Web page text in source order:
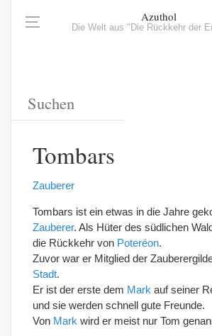
Azuthol
Die Welt aus "Die Rückkehr der
Tombars
Zauberer
Tombars ist ein etwas in die Jahre
Zauberer. Als Hüter des südlichen
die Rückkehr von Poteréon.
Zuvor war er Mitglied der
Stadt.
Er ist der erste dem Mark auf seiner
und sie werden schnell gute Freunde.
Von Mark wird er meist nur Tom